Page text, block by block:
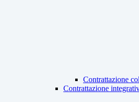
Contrattazione
Contrattazione